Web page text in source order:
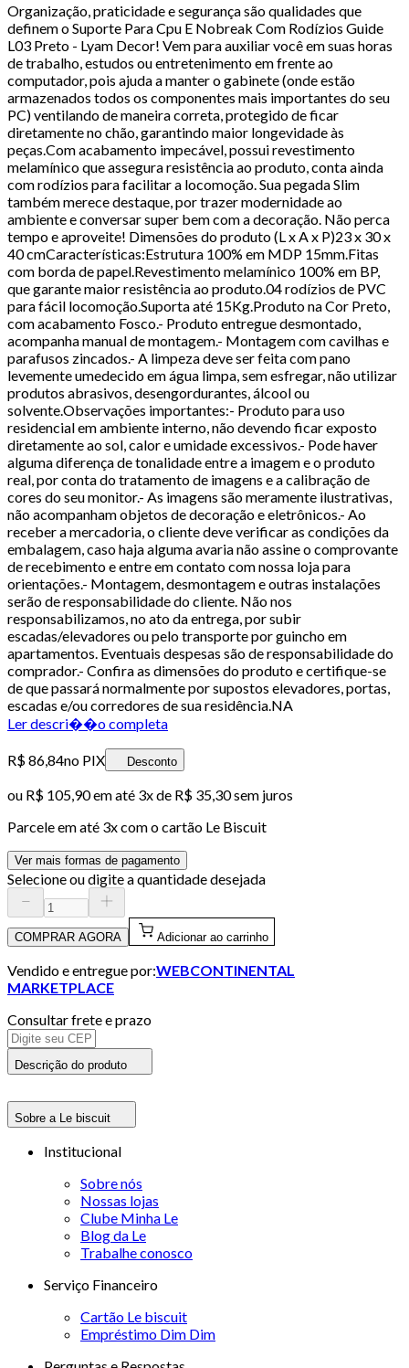
Organização, praticidade e segurança são qualidades que
definem o Suporte Para Cpu E Nobreak Com Rodízios Guide
L03 Preto - Lyam Decor! Vem para auxiliar você em suas horas
de trabalho, estudos ou entretenimento em frente ao
computador, pois ajuda a manter o gabinete (onde estão
armazenados todos os componentes mais importantes do seu
PC) ventilando de maneira correta, protegido de ficar
diretamente no chão, garantindo maior longevidade às
peças.Com acabamento impecável, possui revestimento
melamínico que assegura resistência ao produto, conta ainda
com rodízios para facilitar a locomoção. Sua pegada Slim
também merece destaque, por trazer modernidade ao
ambiente e conversar super bem com a decoração. Não perca
tempo e aproveite! Dimensões do produto (L x A x P)23 x 30 x
40 cmCaracterísticas:Estrutura 100% em MDP 15mm.Fitas
com borda de papel.Revestimento melamínico 100% em BP,
que garante maior resistência ao produto.04 rodízios de PVC
para fácil locomoção.Suporta até 15Kg.Produto na Cor Preto,
com acabamento Fosco.- Produto entregue desmontado,
acompanha manual de montagem.- Montagem com cavilhas e
parafusos zincados.- A limpeza deve ser feita com pano
levemente umedecido em água limpa, sem esfregar, não utilizar
produtos abrasivos, desengordurantes, álcool ou
solvente.Observações importantes:- Produto para uso
residencial em ambiente interno, não devendo ficar exposto
diretamente ao sol, calor e umidade excessivos.- Pode haver
alguma diferença de tonalidade entre a imagem e o produto
real, por conta do tratamento de imagens e a calibração de
cores do seu monitor.- As imagens são meramente ilustrativas,
não acompanham objetos de decoração e eletrônicos.- Ao
receber a mercadoria, o cliente deve verificar as condições da
embalagem, caso haja alguma avaria não assine o comprovante
de recebimento e entre em contato com nossa loja para
orientações.- Montagem, desmontagem e outras instalações
serão de responsabilidade do cliente. Não nos
responsabilizamos, no ato da entrega, por subir
escadas/elevadores ou pelo transporte por guincho em
apartamentos. Eventuais despesas são de responsabilidade do
comprador.- Confira as dimensões do produto e certifique-se
de que passará normalmente por supostos elevadores, portas,
escadas e/ou corredores de sua residência.NA
Ler descri��o completa
R$ 86,84no PIX Desconto
ou R$ 105,90em até 3x de R$ 35,30 sem juros
Parcele em até 3x com o cartão Le Biscuit
Ver mais formas de pagamento
Selecione ou digite a quantidade desejada
COMPRAR AGORA Adicionar ao carrinho
Vendido e entregue por:WEBCONTINENTAL
MARKETPLACE
Consultar frete e prazo
Descrição do produto
Sobre a Le biscuit
Institucional
Sobre nós
Nossas lojas
Clube Minha Le
Blog da Le
Trabalhe conosco
Serviço Financeiro
Cartão Le biscuit
Empréstimo Dim Dim